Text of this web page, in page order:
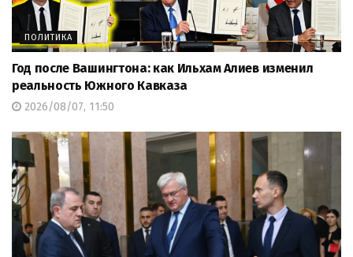
ПОЛИТИКА
Год после Вашингтона: как Ильхам Алиев изменил
реальность Южного Кавказа
2026/08/07, 11:50